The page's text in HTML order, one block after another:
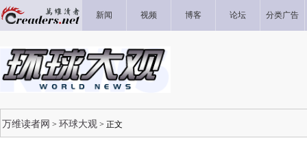
新闻 视频 博客 论坛 分类广告
万维读者网 > 环球大观 > 正文